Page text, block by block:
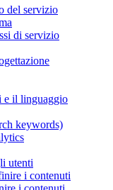
del servizio
di servizio
e il linguaggio
keywords)
utenti
i contenuti